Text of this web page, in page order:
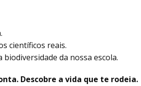
científicos reais.
da nossa escola.
Descobre a vida que te rodeia.